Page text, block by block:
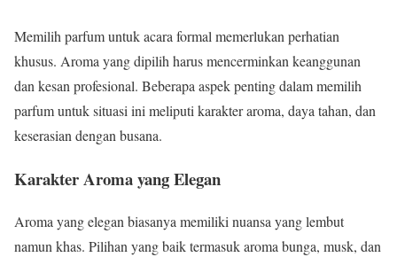
Memilih parfum untuk acara formal memerlukan perhatian
khusus. Aroma yang dipilih harus mencerminkan keanggunan
dan kesan profesional. Beberapa aspek penting dalam memilih
parfum untuk situasi ini meliputi karakter aroma, daya tahan, dan
keserasian dengan busana.
Karakter Aroma yang Elegan
Aroma yang elegan biasanya memiliki nuansa yang lembut
namun khas. Pilihan yang baik termasuk aroma bunga, musk, dan